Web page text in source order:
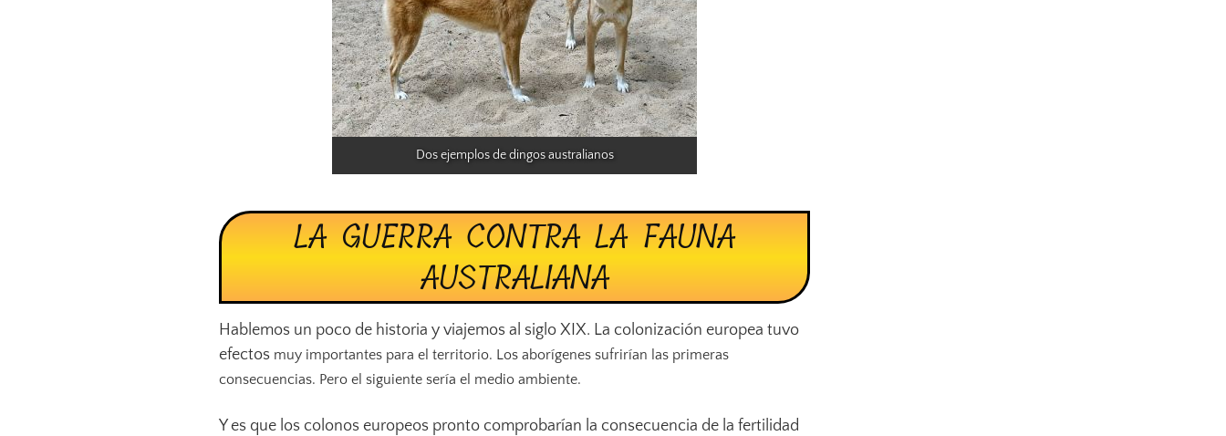
Dos ejemplos de dingos australianos
LA GUERRA CONTRA LA FAUNA
AUSTRALIANA
Hablemos un poco de historia y viajemos al siglo XIX. La colonización europea tuvo
efectos muy importantes para el territorio. Los aborígenes sufrirían las primeras
consecuencias. Pero el siguiente sería el medio ambiente.
Y es que los colonos europeos pronto comprobarían la consecuencia de la fertilidad